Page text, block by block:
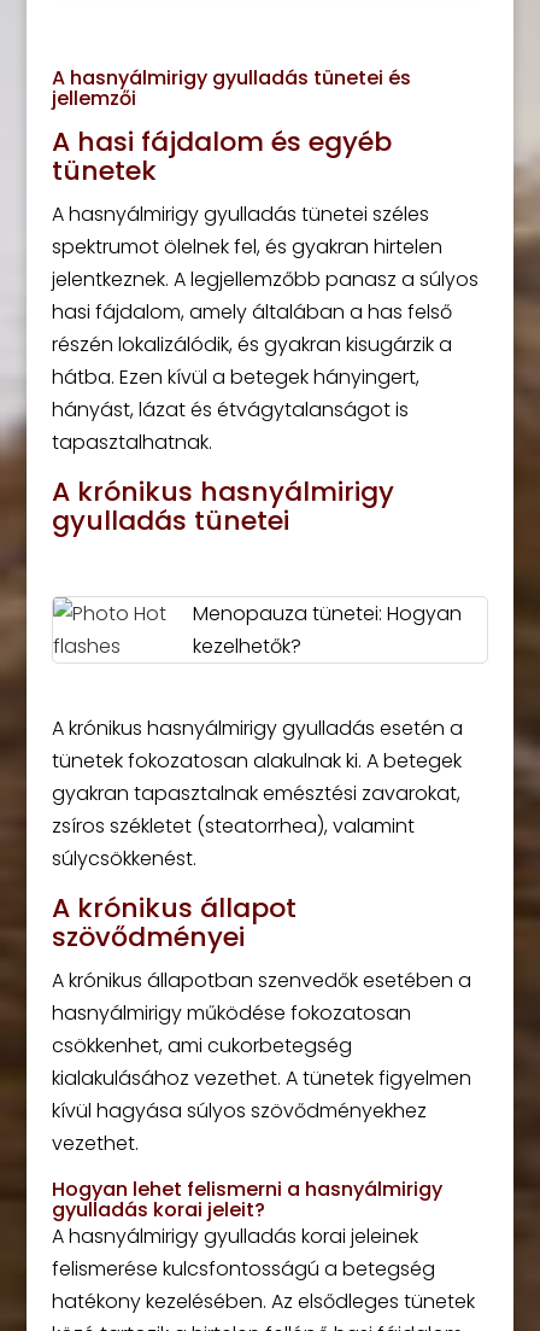
A hasnyálmirigy gyulladás tünetei és
jellemzői
A hasi fájdalom és egyéb
tünetek
A hasnyálmirigy gyulladás tünetei széles
spektrumot ölelnek fel, és gyakran hirtelen
jelentkeznek. A legjellemzőbb panasz a súlyos
hasi fájdalom, amely általában a has felső
részén lokalizálódik, és gyakran kisugárzik a
hátba. Ezen kívül a betegek hányingert,
hányást, lázat és étvágytalanságot is
tapasztalhatnak.
A krónikus hasnyálmirigy
gyulladás tünetei
Menopauza tünetei: Hogyan
kezelhetők?
A krónikus hasnyálmirigy gyulladás esetén a
tünetek fokozatosan alakulnak ki. A betegek
gyakran tapasztalnak emésztési zavarokat,
zsíros székletet (steatorrhea), valamint
súlycsökkenést.
A krónikus állapot
szövődményei
A krónikus állapotban szenvedők esetében a
hasnyálmirigy működése fokozatosan
csökkenhet, ami cukorbetegség
kialakulásához vezethet. A tünetek figyelmen
kívül hagyása súlyos szövődményekhez
vezethet.
Hogyan lehet felismerni a hasnyálmirigy
gyulladás korai jeleit?
A hasnyálmirigy gyulladás korai jeleinek
felismerése kulcsfontosságú a betegség
hatékony kezelésében. Az elsődleges tünetek